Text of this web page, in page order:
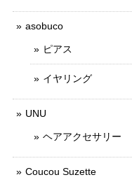
asobuco
ピアス
イヤリング
UNU
ヘアアクセサリー
Coucou Suzette